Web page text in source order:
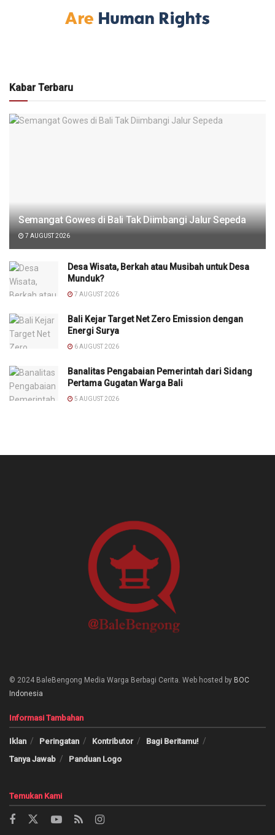
Kabar Terbaru
Semangat Gowes di Bali Tak Diimbangi Jalur Sepeda
7 AUGUST 2026
Desa Wisata, Berkah atau Musibah untuk Desa
Munduk?
7 AUGUST 2026
Bali Kejar Target Net Zero Emission dengan
Energi Surya
6 AUGUST 2026
Banalitas Pengabaian Pemerintah dari Sidang
Pertama Gugatan Warga Bali
5 AUGUST 2026
© 2024 BaleBengong Media Warga Berbagi Cerita. Web hosted by BOC
Indonesia
Informasi Tambahan
Iklan Peringatan Kontributor
Bagi Beritamu!
Tanya Jawab
Panduan Logo
Temukan Kami